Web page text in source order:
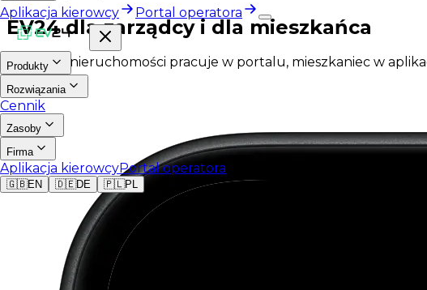
Aplikacja kierowcy Portal operatora
Produkty
Rozwiązania
Cennik
Zasoby
Firma
Aplikacja kierowcyPortal operatora
🇬🇧EN 🇩🇪DE 🇵🇱PL
EV24 dla zarządcy i dla mieszkańca
Zarządca nieruchomości pracuje w portalu, mieszkaniec w